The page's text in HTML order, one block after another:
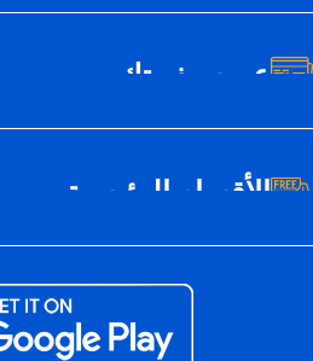
عن سيف تك
الأقسام الرئيسية